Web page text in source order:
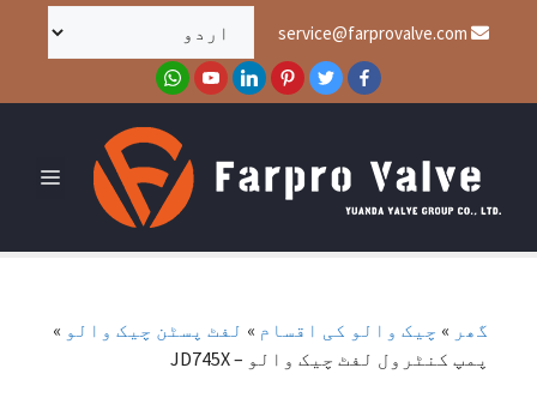
گھر » چیک والو کی اقسام » لفٹ پسٹن چیک والو »
پمپ کنٹرول لفٹ چیک والو – JD745X